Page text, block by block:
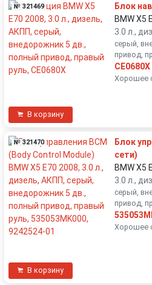
№ 321469
Блок
BMW X5
3.0 л.,
серый,
привод,
CE0680X
Хорошее
В корзину
№ 321470
Блок
сети)
BMW X5
3.0 л.,
серый,
привод,
Хорошее
В корзину